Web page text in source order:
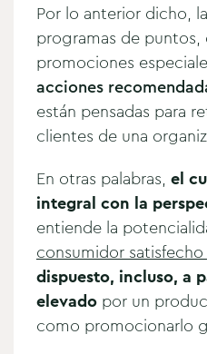
Por lo anterior dicho,
programas de puntos,
promociones
acciones
están pensadas para
clientes de una
En otras palabras, el
integral con la
entiende la
consumidor
dispuesto, incluso, a
elevado por un
como promocionarlo